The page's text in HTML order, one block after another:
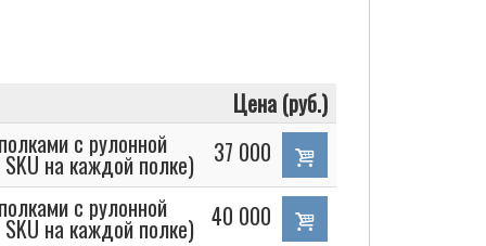
Цена (руб.)
с рулонной
на каждой полке)
37 000
с рулонной
на каждой полке) 40 000